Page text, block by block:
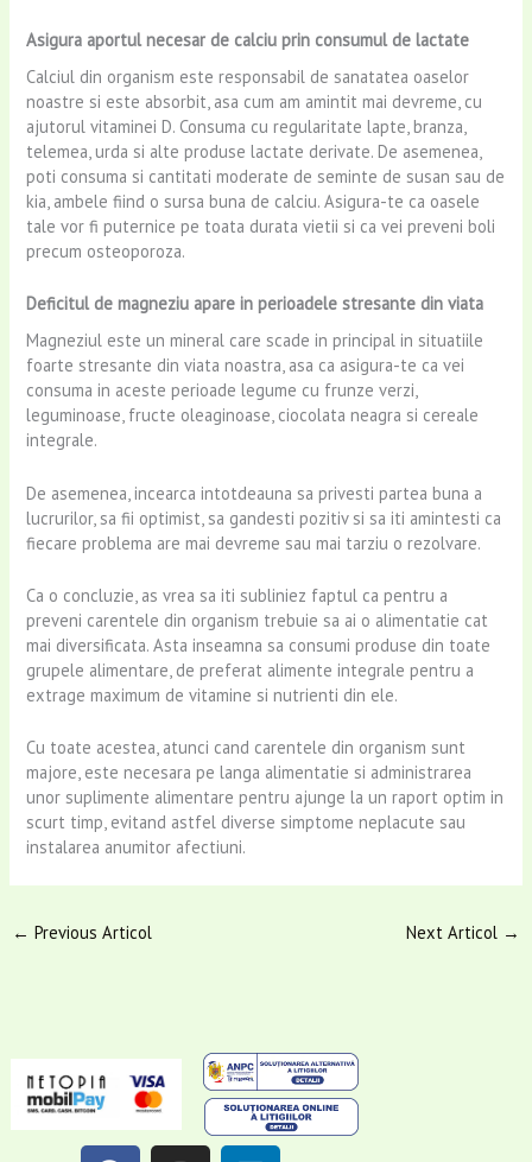
Asigura aportul necesar de calciu prin consumul de lactate
Calciul din organism este responsabil de sanatatea oaselor
noastre si este absorbit, asa cum am amintit mai devreme, cu
ajutorul vitaminei D. Consuma cu regularitate lapte, branza,
telemea, urda si alte produse lactate derivate. De asemenea,
poti consuma si cantitati moderate de seminte de susan sau de
kia, ambele fiind o sursa buna de calciu. Asigura-te ca oasele
tale vor fi puternice pe toata durata vietii si ca vei preveni boli
precum osteoporoza.
Deficitul de magneziu apare in perioadele stresante din viata
Magneziul este un mineral care scade in principal in situatiile
foarte stresante din viata noastra, asa ca asigura-te ca vei
consuma in aceste perioade legume cu frunze verzi,
leguminoase, fructe oleaginoase, ciocolata neagra si cereale
integrale.
De asemenea, incearca intotdeauna sa privesti partea buna a
lucrurilor, sa fii optimist, sa gandesti pozitiv si sa iti amintesti ca
fiecare problema are mai devreme sau mai tarziu o rezolvare.
Ca o concluzie, as vrea sa iti subliniez faptul ca pentru a
preveni carentele din organism trebuie sa ai o alimentatie cat
mai diversificata. Asta inseamna sa consumi produse din toate
grupele alimentare, de preferat alimente integrale pentru a
extrage maximum de vitamine si nutrienti din ele.
Cu toate acestea, atunci cand carentele din organism sunt
majore, este necesara pe langa alimentatie si administrarea
unor suplimente alimentare pentru ajunge la un raport optim in
scurt timp, evitand astfel diverse simptome neplacute sau
instalarea anumitor afectiuni.
← Previous Articol Next Articol →